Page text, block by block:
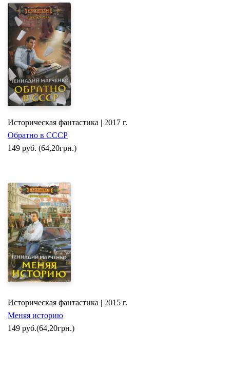
Историческая фантастика | 2017 г.
Обратно в СССР
149 руб. (64,20грн.)
Историческая фантастика | 2015 г.
Меняя историю
149 руб.(64,20грн.)